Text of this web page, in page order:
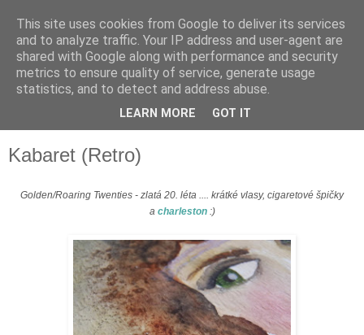
Kabaret (Retro)
Golden/Roaring Twenties - zlatá 20. léta .... krátké vlasy, cigaretové špičky
a charleston:)
This site uses cookies from Google to deliver its services
and to analyze traffic. Your IP address and user-agent are
shared with Google along with performance and security
metrics to ensure quality of service, generate usage
statistics, and to detect and address abuse.
LEARN MORE GOT IT